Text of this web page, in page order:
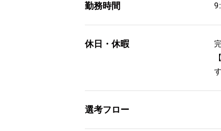
勤務時間
休日・休暇
選考フロー